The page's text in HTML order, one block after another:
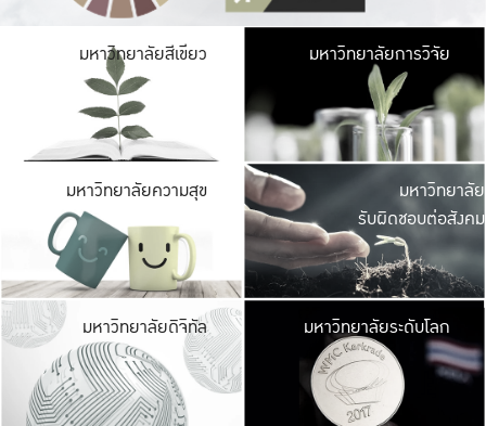
มหาวิทยาลัยสีเขียว มหาวิ
มีพื้นที่เขียวสดใส
เป็นป่าในเมือง เกษต
มหาวิทยาลัยการวิจัย
มหาวิทยาลัยความสุข มหาวิ
ค
เปิดประ
และพบเรื่องราวใ
มหาวิทยาลัย
รับผิดชอบต่อสังคม
มหาวิทยาลัยดิจิทัล มหาวิ
เปลี่ยนแปลง แล
เพื่อทำง
ระบบสารสนเทศ
มหาวิทยาลัยระดับโลก